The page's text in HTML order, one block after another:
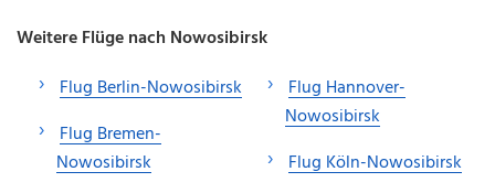
Weitere Flüge nach Nowosibirsk
Flug Berlin-Nowosibirsk
Flug Bremen-
Nowosibirsk
Flug Hannover-
Nowosibirsk
Flug Köln-Nowosibirsk